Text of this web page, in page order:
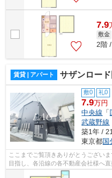
7.9
敷金
2階
賃貸 | アパート サザンロー
敷0 礼0
7.9万円
中央線 「
武蔵野線
築1年 /
東京都国
ここまでご覧頂きありがとうござい
目指し、各沿線の各不動産会社様へ
様へ提供しております！最新の情報は...